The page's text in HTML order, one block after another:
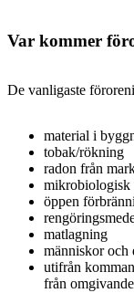
Var kommer
De vanligaste
material i
tobak/rökning
radon från
mikrobiologisk
öppen
matlagning
människor och
utifrån
från